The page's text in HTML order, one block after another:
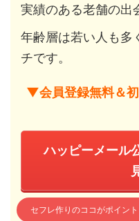
実績のある老舗の出
年齢層は若い人も多
チです。
▼会員登録無料＆
ハッピーメール
セフレ作りのココがポイント